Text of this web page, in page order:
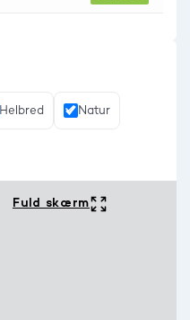
Helbred Natur
Fuld skærm